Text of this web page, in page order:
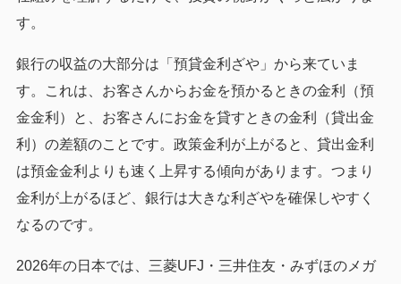
す。
銀行の収益の大部分は「預貸金利ざや」から来ていま
す。これは、お客さんからお金を預かるときの金利（預
金金利）と、お客さんにお金を貸すときの金利（貸出金
利）の差額のことです。政策金利が上がると、貸出金利
は預金金利よりも速く上昇する傾向があります。つまり
金利が上がるほど、銀行は大きな利ざやを確保しやすく
なるのです。
2026年の日本では、三菱UFJ・三井住友・みずほのメガ